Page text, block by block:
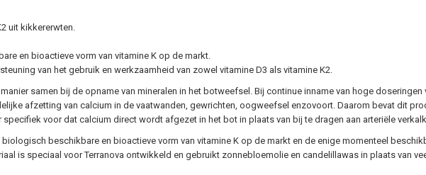
uit kikkererwten.
en bioactieve vorm van vitamine K op de markt.
van het gebruik en werkzaamheid van zowel vitamine D3 als vitamine K2.
samen bij de opname van mineralen in het botweefsel. Bij continue inname van hoge doseringen
afzetting van calcium in de vaatwanden, gewrichten, oogweefsel enzovoort. Daarom bevat dit
voor dat calcium direct wordt afgezet in het bot in plaats van bij te dragen aan arteriële
beschikbare en bioactieve vorm van vitamine K op de markt en de enige momenteel
is speciaal voor Terranova ontwikkeld en gebruikt zonnebloemolie en candelillawas in plaats van